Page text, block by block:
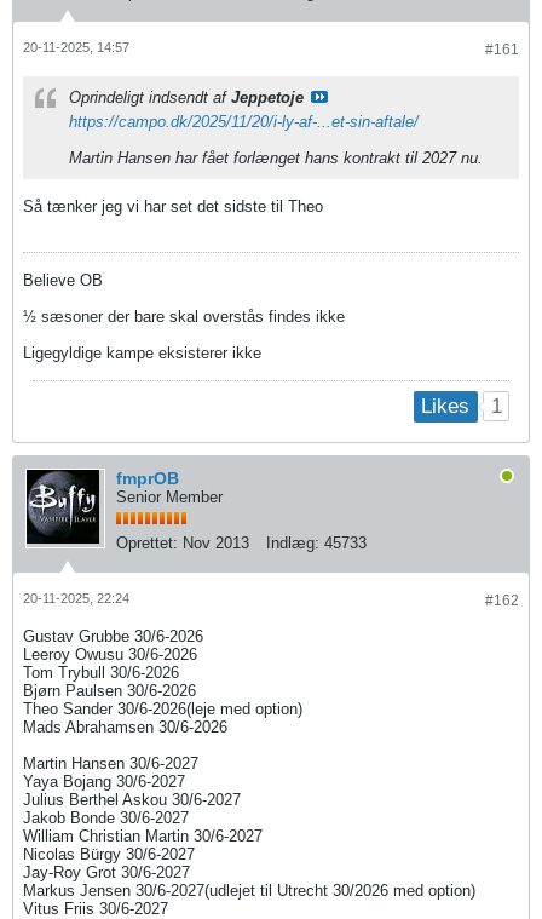
#161
20-11-2025, 14:57
Oprindeligt indsendt af Jeppetoje
https://campo.dk/2025/11/20/i-ly-af-...et-sin-aftale/
Martin Hansen har fået forlænget hans kontrakt til 2027 nu.
Så tænker jeg vi har set det sidste til Theo
Believe OB
½ sæsoner der bare skal overstås findes ikke
Ligegyldige kampe eksisterer ikke
Likes 1
fmprOB
Senior Member
Oprettet: Nov 2013 Indlæg: 45733
#162
20-11-2025, 22:24
Gustav Grubbe 30/6-2026
Leeroy Owusu 30/6-2026
Tom Trybull 30/6-2026
Bjørn Paulsen 30/6-2026
Theo Sander 30/6-2026(leje med option)
Mads Abrahamsen 30/6-2026
Martin Hansen 30/6-2027
Yaya Bojang 30/6-2027
Julius Berthel Askou 30/6-2027
Jakob Bonde 30/6-2027
William Christian Martin 30/6-2027
Nicolas Bürgy 30/6-2027
Jay-Roy Grot 30/6-2027
Markus Jensen 30/6-2027(udlejet til Utrecht 30/2026 med option)
Vitus Friis 30/6-2027